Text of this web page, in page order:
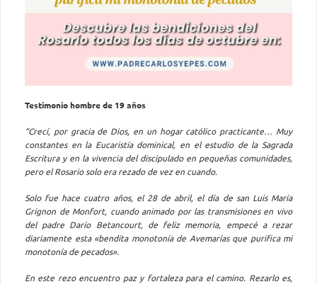
Testimonio hombre de 19 años
“Crecí, por gracia de Dios, en un hogar católico practicante… Muy
constantes en la Eucaristía dominical, en el estudio de la Sagrada
Escritura y en la vivencia del discipulado en pequeñas comunidades,
pero el Rosario solo era rezado de vez en cuando.
Solo fue hace cuatro años, el 28 de abril, el día de san Luis María
Grignon de Monfort, cuando animado por las transmisiones en vivo
del padre Darío Betancourt, de feliz memoria, empecé a rezar
diariamente esta «bendita monotonía de Avemarías que purifica mi
monotonía de pecados».
En este rezo encuentro paz y fortaleza para el camino. Rezarlo es,